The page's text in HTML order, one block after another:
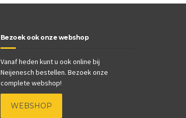
Bezoek ook onze webshop
Vanaf heden kunt u ook online bij
Neijenesch bestellen. Bezoek onze
complete webshop!
WEBSHOP